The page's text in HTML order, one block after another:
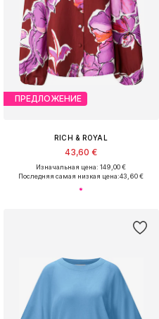
ПРЕДЛОЖЕНИЕ
RICH & ROYAL
43,60 €
Изначальная цена: 149,00 €
Последняя самая низкая цена:43,60 €